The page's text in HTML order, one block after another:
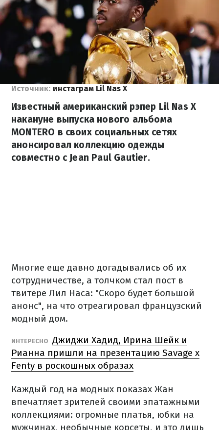
Источник: инстаграм Lil Nas X
Известный американский рэпер Lil Nas X
накануне выпуска нового альбома
MONTERO в своих социальных сетях
анонсировал коллекцию одежды
совместно с Jean Paul Gautier.
Многие еще давно догадывались об их
сотрудничестве, а толчком стал пост в
твитере Лил Наса: "Скоро будет большой
анонс", на что отреагировал французский
модный дом.
ИНТЕРЕСНО Джиджи Хадид, Ирина Шейк и
Рианна пришли на презентацию Savage x
Fenty в роскошных образах
Каждый год на модных показах Жан
впечатляет зрителей своими эпатажными
коллекциями: огромные платья, юбки на
мужчинах, необычные корсеты, и это лишь